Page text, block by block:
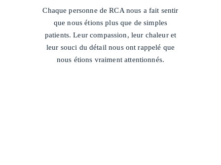
Chaque personne de RCA nous a fait sentir
que nous étions plus que de simples
patients. Leur compassion, leur chaleur et
leur souci du détail nous ont rappelé que
nous étions vraiment attentionnés.